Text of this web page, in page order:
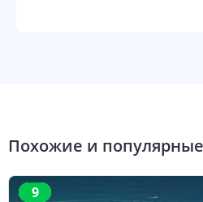
Похожие и
9